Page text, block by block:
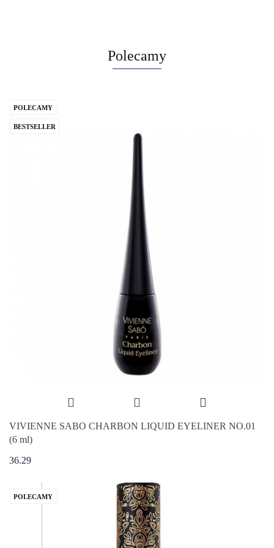
Polecamy
POLECAMY
BESTSELLER
VIVIENNE SABO CHARBON LIQUID EYELINER NO.01
(6 ml)
36.29
POLECAMY